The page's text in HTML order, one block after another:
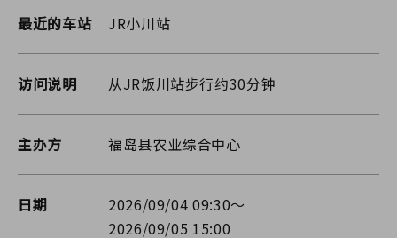
最近的车站 JR小川站
访问说明 从JR饭川站步行约30分钟
主办方 福岛县农业综合中心
日期
2026/09/04 09:30～
2026/09/05 15:00